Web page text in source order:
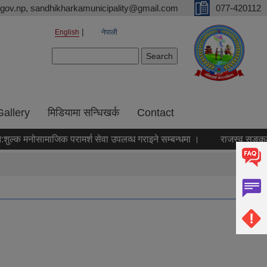
sandhikharkamunicipality@gmail.com 077-420112
English नेपाली
मिडियामा सन्धिखर्क Contact
मनोसामाजिक परामर्श सेवा उपलव्ध गराइने सम्बन्धमा । राजस्व सङ्कलन